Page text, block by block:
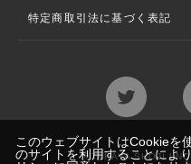
特定商取引法に基づく表記
©TAKAYA SHOJI
このウェブサイトはCookieを
のサイトを利用することによ